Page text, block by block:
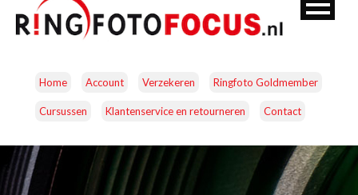
Home Account Verzekeren Ringfoto Goldmember
Cursussen Klantenservice en retourneren Contact
CAMERA’S OBJECTIEVEN ACCESSOIRES